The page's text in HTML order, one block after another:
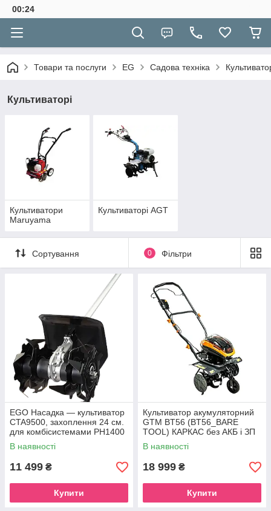
00:24
Товари та послуги EG Садова техніка
Культиваторі
Культиватори
Maruyama
Культиваторі AGT
Сортування 0 Фільтри
EGO Насадка — культиватор
CTA9500, захоплення 24 см.
для комбісистемами PH1400
В наявності
11 499 ₴
Купити
Культиватор акумуляторний
GTM BT56 (BT56_BARE
TOOL) КАРКАС без АКБ і ЗП
В наявності
18 999 ₴
Купити